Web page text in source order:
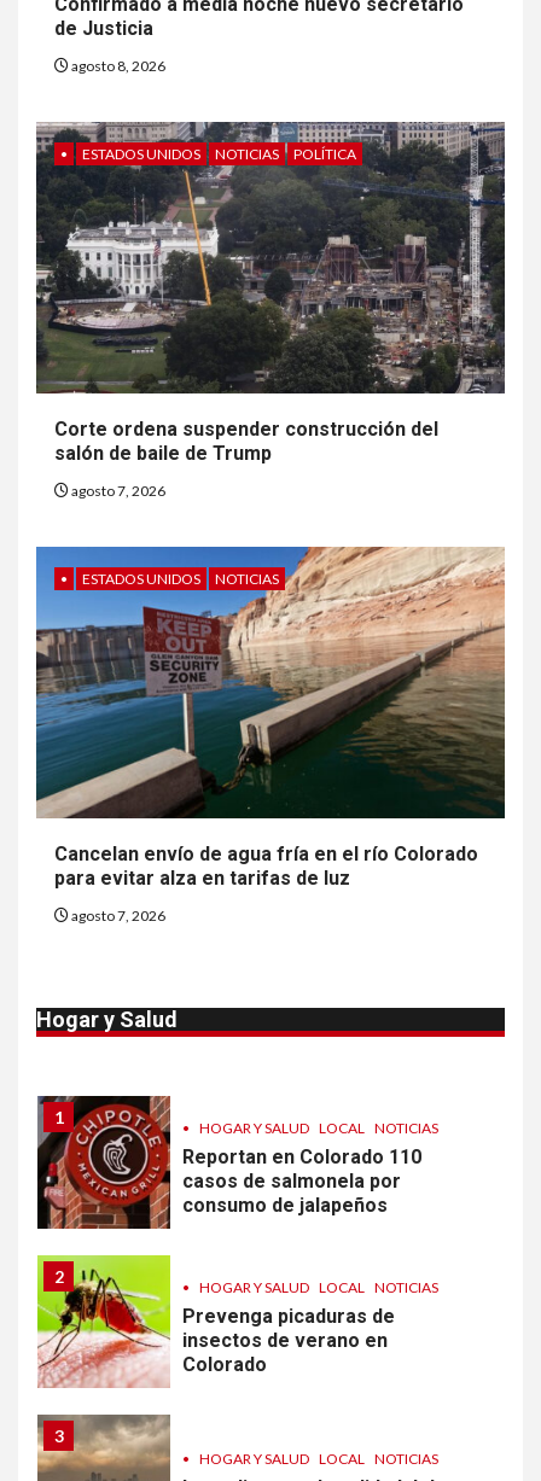
de Justicia
agosto 8, 2026
• ESTADOS UNIDOS NOTICIAS POLÍTICA
Corte ordena suspender construcción del
salón de baile de Trump
agosto 7, 2026
• ESTADOS UNIDOS NOTICIAS
Cancelan envío de agua fría en el río Colorado
para evitar alza en tarifas de luz
agosto 7, 2026
Hogar y Salud
6
HOGAR Y SALUD
Gas radón exige atención de
compradores e inquilinos
7
• ESTADOS UNIDOS HOGAR Y SALUD
NOTICIAS
EE. UU. reporta sus primeras
dos muertes por Cyclospora
en Michigan
9
• ESTADOS UNIDOS
NOTICIAS
Más casos de sarampión en
EEUU este año que en 2025
por parásito que causa
1
• HOGAR Y SALUD LOCAL NOTICIAS
Reportan en Colorado 110
casos de salmonela por
consumo de jalapeños
2
• HOGAR Y SALUD LOCAL NOTICIAS
Prevenga picaduras de
insectos de verano en
Colorado
3
• HOGAR Y SALUD LOCAL NOTICIAS